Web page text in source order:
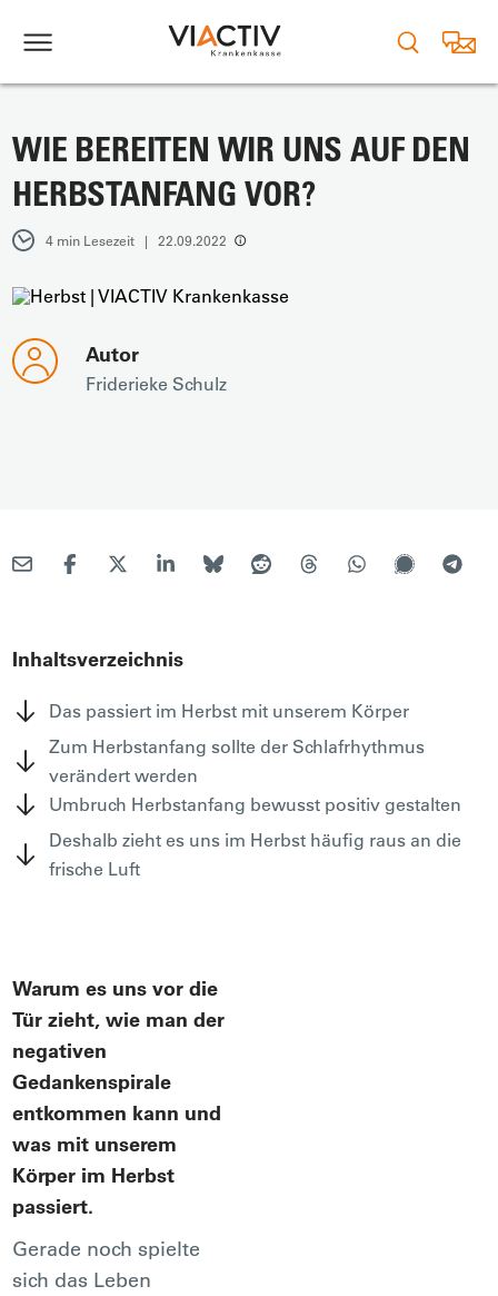
WIE BEREITEN WIR UNS AUF DEN
HERBSTANFANG VOR?
4 min Lesezeit | 22.09.2022
Autor
Friderieke Schulz
Inhaltsverzeichnis
Das passiert im Herbst mit unserem Körper
Zum Herbstanfang sollte der Schlafrhythmus
verändert werden
Umbruch Herbstanfang bewusst positiv gestalten
Deshalb zieht es uns im Herbst häufig raus an die
frische Luft
Warum es uns vor die
Tür zieht, wie man der
negativen
Gedankenspirale
entkommen kann und
was mit unserem
Körper im Herbst
passiert.
Gerade noch spielte
sich das Leben